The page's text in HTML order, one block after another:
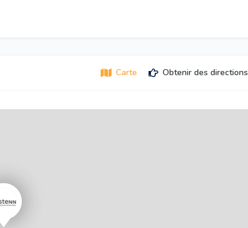
Carte Obtenir des directions